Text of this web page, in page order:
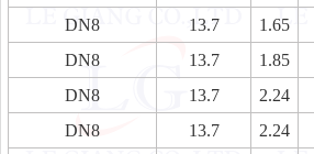
DN8 13.7 1.65
DN8
13.7 1.85
DN8
13.7 2.24
DN8
13.7 2.24